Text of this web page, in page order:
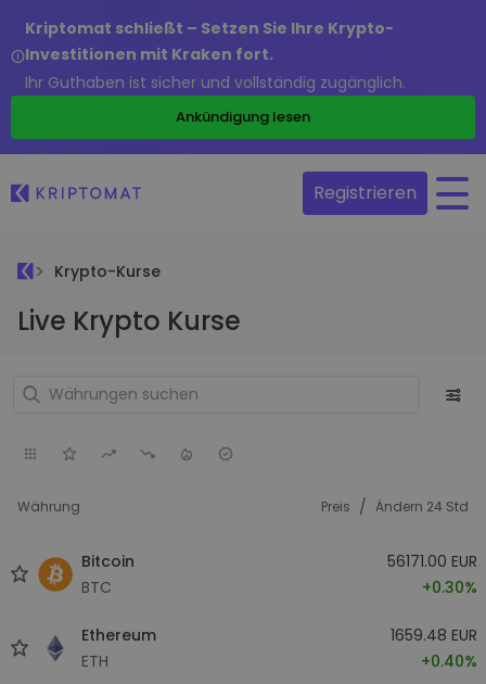
Kriptomat schließt – Setzen Sie Ihre Krypto-
Investitionen mit Kraken fort.
Ihr Guthaben ist sicher und vollständig zugänglich.
Ankündigung lesen
Registrieren
Krypto-Kurse
Live Krypto Kurse
Währung Preis / Ändern 24 Std
Bitcoin
BTC
56171.00 EUR
+0.30%
Ethereum
ETH
1659.48 EUR
+0.40%